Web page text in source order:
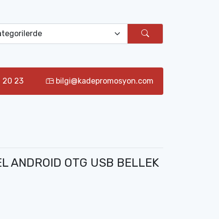
20 23 bilgi@kadepromosyon.com
ANDROID OTG USB BELLEK